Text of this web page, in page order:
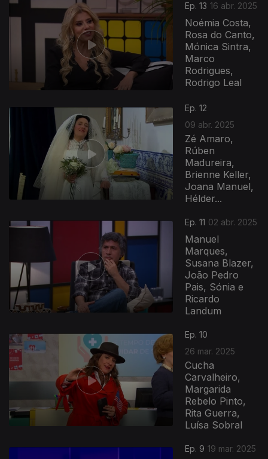
Ep. 13 16 abr. 2025
Noémia Costa,
Rosa do Canto,
Mónica Sintra,
Marco
Rodrigues,
Rodrigo Leal
Ep. 12
09 abr. 2025
Zé Amaro,
Rúben
Madureira,
Brienne Keller,
Joana Manuel,
Hélder...
Ep. 11 02 abr. 2025
Manuel
Marques,
Susana Blazer,
João Pedro
Pais, Sónia e
Ricardo
Landum
Ep. 10
26 mar. 2025
Cucha
Carvalheiro,
Margarida
Rebelo Pinto,
Rita Guerra,
Luísa Sobral
Ep. 9 19 mar. 2025